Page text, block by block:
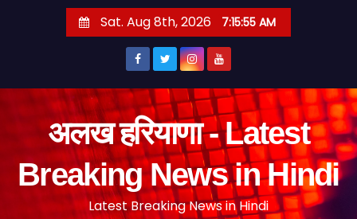
Sat. Aug 8th, 2026 7:15:56 AM
अलख हरियाणा - Latest
Breaking News in Hindi
Latest Breaking News in Hindi